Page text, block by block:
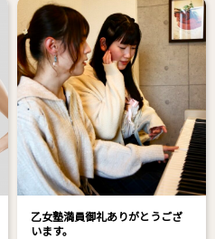
乙女塾満員御礼ありがとうござ
います。